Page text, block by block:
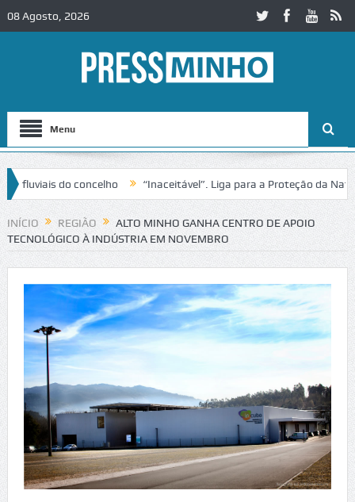
08 Agosto, 2026
Menu
do concelho “Inaceitável”. Liga para a Proteção da Natureza
INÍCIO REGIÃO
ALTO MINHO GANHA CENTRO DE APOIO
TECNOLÓGICO À INDÚSTRIA EM NOVEMBRO